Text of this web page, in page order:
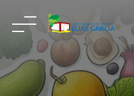
content